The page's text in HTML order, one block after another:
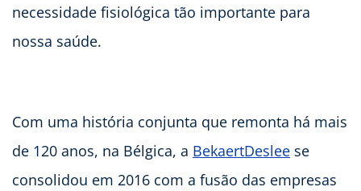
necessidade fisiológica tão importante para
nossa saúde.
Com uma história conjunta que remonta há mais
de 120 anos, na Bélgica, a BekaertDeslee se
consolidou em 2016 com a fusão das empresas